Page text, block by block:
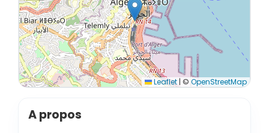
Leaflet | © OpenStreetMap
A propos